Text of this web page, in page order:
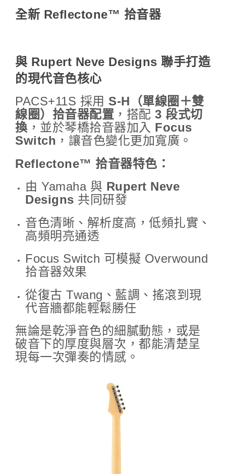
全新 Reflectone™ 拾音器
與 Rupert Neve Designs 聯手打造
的現代音色核心
PACS+11S 採用 S-H（單線圈＋雙
線圈）拾音器配置 ，搭配 3 段式切
換 ，並於琴橋拾音器加入 Focus
Switch ，讓音色變化更加寬廣。
Reflectone™ 拾音器特色：
由 Yamaha 與 Rupert Neve
Designs 共同研發
音色清晰、解析度高，低頻扎實、
高頻明亮通透
Focus Switch 可模擬 Overwound
拾音器效果
從復古 Twang、藍調、搖滾到現
代音牆都能輕鬆勝任
無論是乾淨音色的細膩動態，或是
破音下的厚度與層次，都能清楚呈
現每一次彈奏的情感。